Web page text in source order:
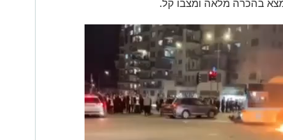
בהכרה מלאה ומצבו קל.